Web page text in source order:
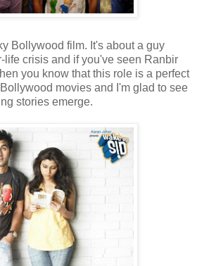
Bollywood film. It's about a guy
life crisis and if you've seen Ranbir
you know that this role is a perfect
movies and I'm glad to see
stories emerge.